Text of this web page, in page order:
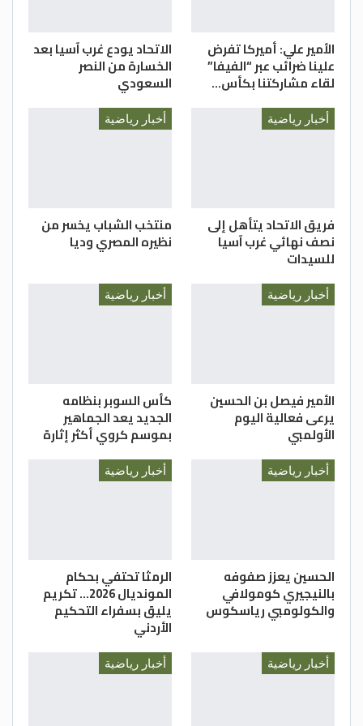
الأمير علي: أميركا تفرض
علينا ضرائب عبر “الفيفا”
لقاء مشاركتنا بكأس…
الاتحاد يودع غرب آسيا بعد
الخسارة من النصر
السعودي
أخبار رياضية
فريق الاتحاد يتأهل إلى
نصف نهائي غرب آسيا
للسيدات
أخبار رياضية
منتخب الشباب يخسر من
نظيره المصري وديا
أخبار رياضية
الأمير فيصل بن الحسين
يرعى فعالية اليوم
الأولمبي
أخبار رياضية
كأس السوبر بنظامه
الجديد يعد الجماهير
بموسم كروي أكثر إثارة
أخبار رياضية
الحسين يعزز صفوفه
بالنيجيري كومولافي
والكولومبي رياسكوس
أخبار رياضية
الرمثا تحتفي بحكام
المونديال 2026… تكريم
يليق بسفراء التحكيم
الأردني
أخبار رياضية أخبار رياضية